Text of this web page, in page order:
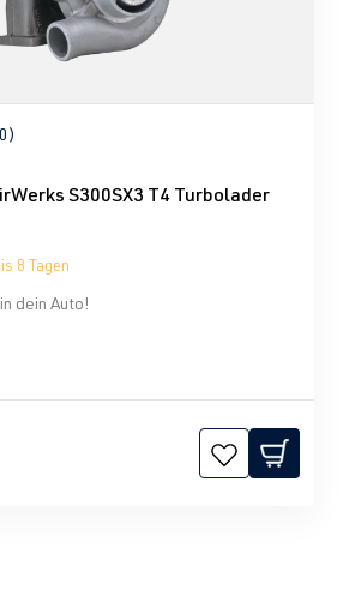
Bewertung von 0 von 5 Sternen
S300SX3 T4 Turbolader
8 Tagen
dein Auto!